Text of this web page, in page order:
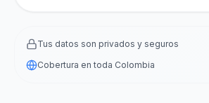
Tus datos son privados y seguros
Cobertura en toda Colombia